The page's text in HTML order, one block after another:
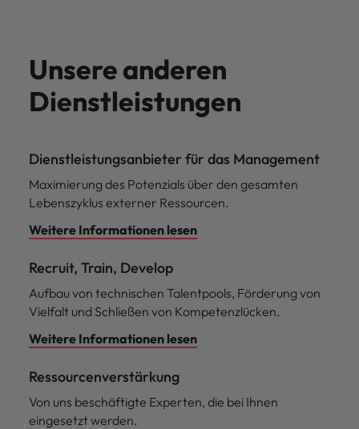
Unsere anderen
Dienstleistungen
Dienstleistungsanbieter für das Management
Maximierung des Potenzials über den gesamten
Lebenszyklus externer Ressourcen.
Weitere Informationen lesen
Recruit, Train, Develop
Aufbau von technischen Talentpools, Förderung von
Vielfalt und Schließen von Kompetenzlücken.
Weitere Informationen lesen
Ressourcenverstärkung
Von uns beschäftigte Experten, die bei Ihnen
eingesetzt werden.